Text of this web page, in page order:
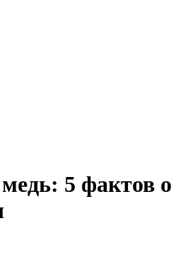
5 фактов о